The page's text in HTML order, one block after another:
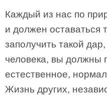
Каждый из нас по
и должен оставаться
заполучить такой
человека, вы должны
естественное,
Жизнь других,